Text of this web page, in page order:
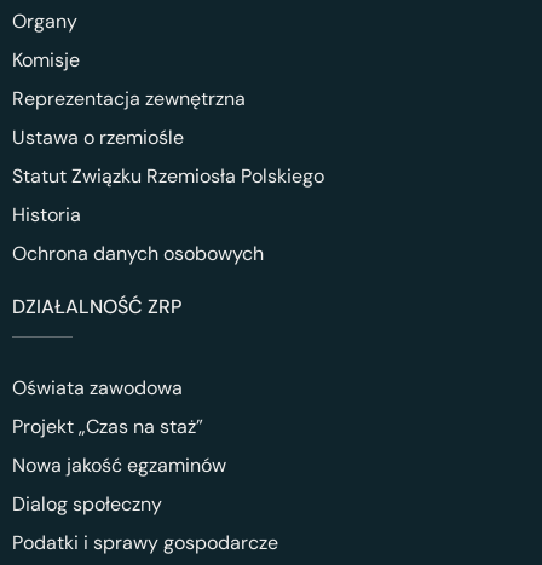
Organy
Komisje
Reprezentacja zewnętrzna
Ustawa o rzemiośle
Statut Związku Rzemiosła Polskiego
Historia
Ochrona danych osobowych
DZIAŁALNOŚĆ ZRP
Oświata zawodowa
Projekt „Czas na staż”
Nowa jakość egzaminów
Dialog społeczny
Podatki i sprawy gospodarcze